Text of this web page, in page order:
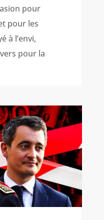
pour
pour les
à l’envi,
pour la